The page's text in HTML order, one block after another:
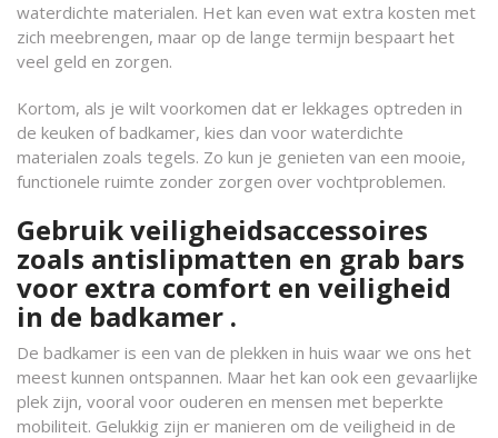
waterdichte materialen. Het kan even wat extra kosten met
zich meebrengen, maar op de lange termijn bespaart het
veel geld en zorgen.
Kortom, als je wilt voorkomen dat er lekkages optreden in
de keuken of badkamer, kies dan voor waterdichte
materialen zoals tegels. Zo kun je genieten van een mooie,
functionele ruimte zonder zorgen over vochtproblemen.
Gebruik veiligheidsaccessoires
zoals antislipmatten en grab bars
voor extra comfort en veiligheid
in de badkamer .
De badkamer is een van de plekken in huis waar we ons het
meest kunnen ontspannen. Maar het kan ook een gevaarlijke
plek zijn, vooral voor ouderen en mensen met beperkte
mobiliteit. Gelukkig zijn er manieren om de veiligheid in de